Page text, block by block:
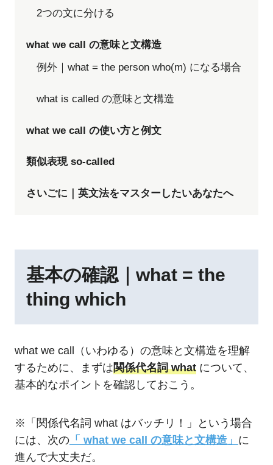
2つの文に分ける
what we call の意味と文構造
例外｜what = the person who(m) になる場合
what is called の意味と文構造
what we call の使い方と例文
類似表現 so-called
さいごに｜英文法をマスターしたいあなたへ
基本の確認｜what = the
thing which
what we call（いわゆる）の意味と文構造を理解
するために、まずは関係代名詞 whatについて、
基本的なポイントを確認しておこう。
※「関係代名詞 what はバッチリ！」という場合
には、次の「 what we call の意味と文構造」 に
進んで大丈夫だ。